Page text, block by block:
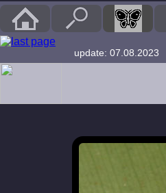
update: 07.08.2023